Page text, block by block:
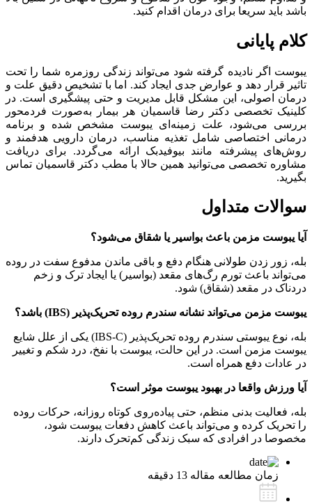
باشد باید سریعا برای درمان اقدام کنید.
کلام پایانی
یبوست اگر نادیده گرفته شود می‌تواند زندگی روزمره شما را تحت
تاثیر قرار دهد و عوارض جدی ایجاد کند. اما با تشخیص دقیق علت و
درمان اصولی، این مشکل قابل مدیریت و حتی پیشگیری است. در
کلینیک تخصصی دکتر رضا قاسمیان هر بیمار به‌صورت فردمحور
بررسی می‌شود، علت زمینه‌ای یبوست مشخص شده و برنامه
درمانی اختصاصی شامل تغذیه مناسب، درمان دارویی هدفمند و
روش‌های پیشرفته مانند بیوفیدبک ارائه می‌گردد. برای دریافت
مشاوره تخصصی می‌توانید همین حالا با مطب دکتر قاسمیان تماس
بگیرید.
سوالات متداول
آیا یبوست مزمن باعث بواسیر یا شقاق می‌شود؟
بله، زور زدن طولانی هنگام دفع و باقی ماندن مدفوع سفت در روده
می‌تواند باعث تورم رگ‌های مقعد (بواسیر) یا ایجاد ترک و زخم
دردناک در مقعد (شقاق) شود.
یبوست مزمن می‌تواند نشانه سندرم روده تحریک‌پذیر (IBS) باشد؟
بله، نوع یبوستی سندرم روده تحریک‌پذیر (IBS-C) یکی از علل شایع
یبوست مزمن است. در این حالت، یبوست با نفخ، درد شکم و تغییر
در عادات دفع همراه است.
آیا ورزش واقعا در بهبود یبوست موثر است؟
بله، فعالیت بدنی منظم، حتی پیاده‌روی کوتاه روزانه، حرکات روده
را تحریک کرده و می‌تواند باعث کاهش دفعات یبوست شود،
مخصوصا در افرادی که سبک زندگی کم‌تحرک دارند.
زمان مطالعه مقاله 13 دقیقه